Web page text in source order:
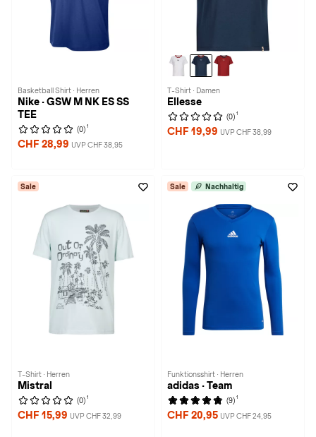
Basketball Shirt · Herren
Nike · GSW M NK ES SS
TEE
(0) 1
CHF 28,99 UVP CHF 38,95
T-Shirt · Damen
Ellesse
(0) 1
CHF 19,99 UVP CHF 38,99
Sale
T-Shirt · Herren
Mistral
(0) 1
CHF 15,99 UVP CHF 32,99
Sale Nachhaltig
Funktionsshirt · Herren
adidas · Team
(9) 1
CHF 20,95 UVP CHF 24,95